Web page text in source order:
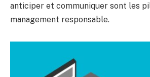
anticiper et communiquer sont les
management responsable.